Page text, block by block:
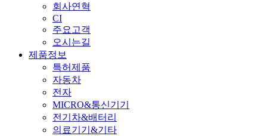
회사연혁
CI
주요고객
오시는길
제품정보
특허제품
자동차
전자
MICRO&통신기기
전기차&배터리
의료기기&기타